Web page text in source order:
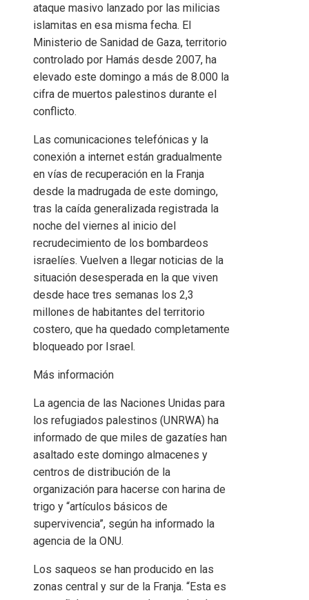
ataque masivo lanzado por las milicias
islamitas en esa misma fecha. El
Ministerio de Sanidad de Gaza, territorio
controlado por Hamás desde 2007, ha
elevado este domingo a más de 8.000 la
cifra de muertos palestinos durante el
conflicto.
Las comunicaciones telefónicas y la
conexión a internet están gradualmente
en vías de recuperación en la Franja
desde la madrugada de este domingo,
tras la caída generalizada registrada la
noche del viernes al inicio del
recrudecimiento de los bombardeos
israelíes. Vuelven a llegar noticias de la
situación desesperada en la que viven
desde hace tres semanas los 2,3
millones de habitantes del territorio
costero, que ha quedado completamente
bloqueado por Israel.
Más información
La agencia de las Naciones Unidas para
los refugiados palestinos (UNRWA) ha
informado de que miles de gazatíes han
asaltado este domingo almacenes y
centros de distribución de la
organización para hacerse con harina de
trigo y “artículos básicos de
supervivencia”, según ha informado la
agencia de la ONU.
Los saqueos se han producido en las
zonas central y sur de la Franja. “Esta es